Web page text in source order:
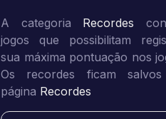
A categoria Recordes
jogos que possibilitam
sua máxima pontuação nos
Os recordes ficam
página Recordes